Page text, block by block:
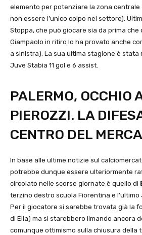
elemento per potenziare la zona
non essere l’unico colpo nel settore).
Stoppa, che può giocare sia da prima che
Giampaolo in ritiro lo ha provato anche
a sinistra). La sua ultima stagione è stata
Juve Stabia 11 gol e 6 assist.
PALERMO, OCCHIO
PIEROZZI. LA
CENTRO DEL
In base alle ultime notizie sul
potrebbe dunque essere ulteriormente
circolato nelle scorse giornate è quello di
terzino destro scuola Fiorentina e l’ultimo
Per il giocatore si sarebbe trovata già la
di Elia) ma si starebbero limando ancora
comunque ottimismo sulla chiusura della